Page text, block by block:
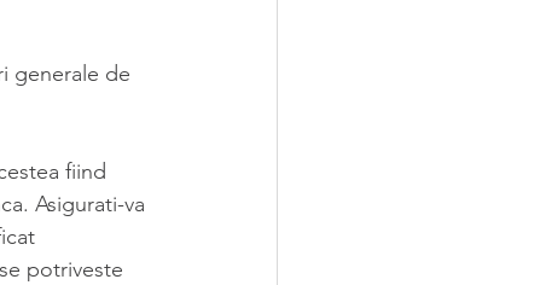
generale de
fiind
Asigurati-va
potriveste